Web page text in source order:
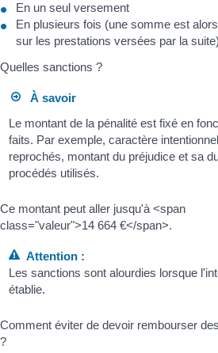
En un seul versement
En plusieurs fois (une somme est
sur les prestations versées par la
Quelles sanctions ?
À savoir
Le montant de la pénalité est fixé en
faits. Par exemple, caractère
reprochés, montant du préjudice et sa
procédés utilisés.
Ce montant peut aller jusqu'à <span
class="valeur">14 664 €</span>.
Attention :
Les sanctions sont alourdies lorsque
établie.
Comment éviter de devoir rembourser
?